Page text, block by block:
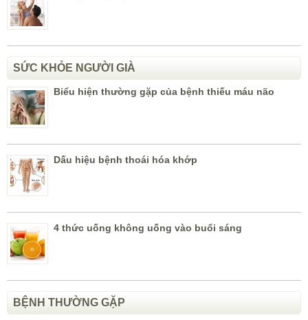
SỨC KHỎE NGƯỜI GIÀ
Biểu hiện thường gặp của bệnh thiếu máu não
Dấu hiệu bệnh thoái hóa khớp
4 thức uống không uống vào buổi sáng
BỆNH THƯỜNG GẶP